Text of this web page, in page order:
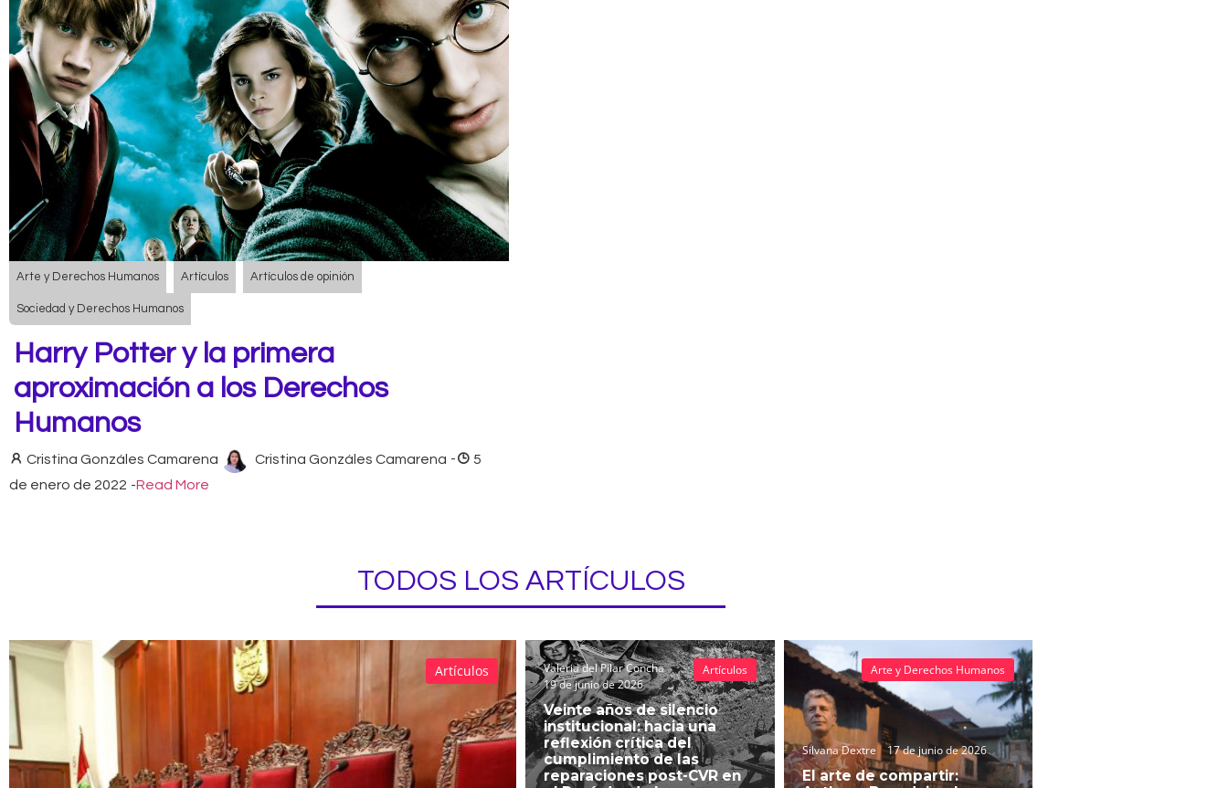
Arte y Derechos Humanos Artículos Artículos de opinión
Sociedad y Derechos Humanos
Harry Potter y la primera
aproximación a los Derechos
Humanos
Cristina Gonzáles Camarena Cristina Gonzáles Camarena -
5
de enero de 2022 -Read More
TODOS LOS ARTÍCULOS
Artículos
Valeria del Pilar Concha
19 de junio de 2026
Veinte años de silencio
institucional: hacia una
reflexión crítica del
cumplimiento de las
reparaciones post-CVR en
Artículos
Silvana Dextre 17 de junio de 2026
El arte de compartir:
Arte y Derechos Humanos